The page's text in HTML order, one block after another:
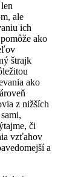
ale
ich
ako
štrajk
ako
z nižších
či
vzťahov
a